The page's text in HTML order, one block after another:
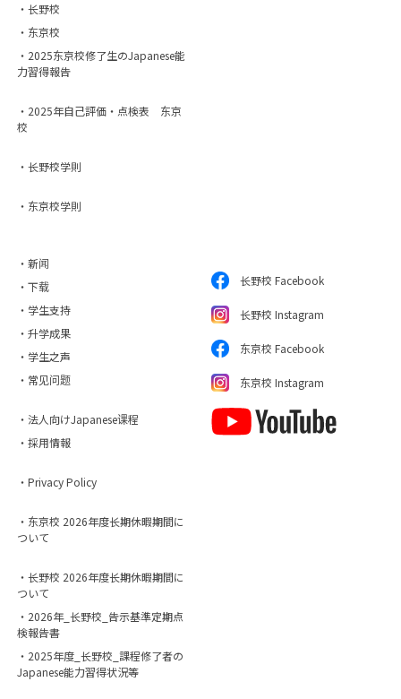
・长野校
・东京校
・2025东京校修了生のJapanese能
力習得報告
・2025年自己評価・点検表 东京
校
・长野校学則
・东京校学則
・新闻
・下载
・学生支持
・升学成果
・学生之声
・常见问题
・法人向けJapanese课程
・採用情報
・Privacy Policy
・东京校 2026年度长期休暇期間に
ついて
・长野校 2026年度长期休暇期間に
ついて
・2026年_长野校_告示基準定期点
検報告書
・2025年度_长野校_課程修了者の
Japanese能力習得状況等
长野校 Facebook
长野校 Instagram
东京校 Facebook
东京校 Instagram